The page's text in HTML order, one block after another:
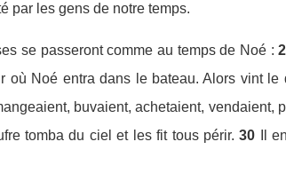
par les gens de notre temps.
se passeront comme au temps de Noé :
où Noé entra dans le bateau. Alors vint le
buvaient, achetaient, vendaient,
tomba du ciel et les fit tous périr. 30
Il